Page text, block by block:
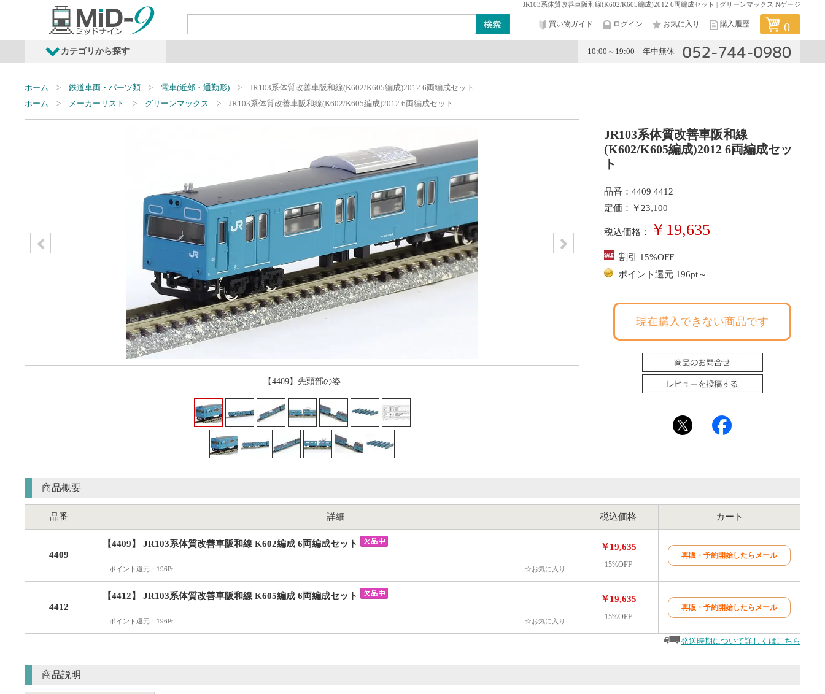
JR103系体質改善車阪和線(K602/K605編成)2012 6両編成セット | グリーンマックス Nゲージ
買い物ガイド ログイン お気に入り 購入履歴 0
カテゴリから探す 10:00～19:00 年中無休
発売予定商品 鉄道車両・オプション レイアウト・ジオラマ類 工具・塗料・その他
ホーム 鉄道車両・パーツ類 電車(近郊・通勤形)
JR103系体質改善車阪和線(K602/K605編成)2012 6両編成セット
ホーム
メーカーリスト グリーンマックス JR103系体質改善車阪和線(K602/K605編成)2012 6両編成セット
【4409】先頭部の姿
JR103系体質改善車阪和線
(K602/K605編成)2012 6両編成セッ
ト
品番：4409 4412
定価： ￥23,100
税込価格： ￥19,635
割引 15%OFF
ポイント還元 196pt～
現在購入できない商品です
商品概要
品番 詳細 税込価格 カート
4409
【4409】 JR103系体質改善車阪和線 K602編成 6両編成セット
ポイント還元：196Pt ☆お気に入り
￥19,635
15%OFF
再販・予約開始したらメール
4412
【4412】 JR103系体質改善車阪和線 K605編成 6両編成セット
ポイント還元：196Pt ☆お気に入り
￥19,635
15%OFF
再販・予約開始したらメール
発送時期について詳しくはこちら
商品説明